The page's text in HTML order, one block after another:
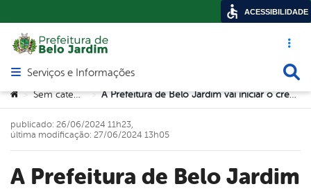
Acesso
Abrir menu principal de navegação
Serviços e Informações
Você está aqui:
> Sem categoria > A Prefeitura de Belo Jardim vai iniciar o credenciamento para os comerciantes para o setor de bar que desejam participar da 55ª Festa das Marocas.
A Prefeitura de Belo Jardim
publicado: 26/06/2024 11h23,
última modificação: 27/06/2024 13h05
ACESSIBILIDADE